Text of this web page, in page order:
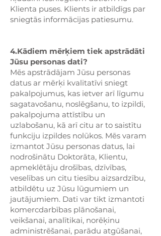
Klienta puses. Klients ir atbildīgs par
sniegtās informācijas patiesumu.
4.Kādiem mērķiem tiek apstrādāti
Jūsu personas dati?
Mēs apstrādājam Jūsu personas
datus ar mērķi kvalitatīvi sniegt
pakalpojumus, kas ietver arī līgumu
sagatavošanu, noslēgšanu, to izpildi,
pakalpojuma attīstību un
uzlabošanu, kā arī citu ar to saistītu
funkciju izpildes nolūkos. Mēs varam
izmantot Jūsu personas datus, lai
nodrošinātu Doktorāta, Klientu,
apmeklētāju drošības, dzīvības,
veselības un citu tiesību aizsardzību,
atbildētu uz Jūsu lūgumiem un
jautājumiem. Dati var tikt izmantoti
komercdarbības plānošanai,
veikšanai, analītikai, norēķinu
administrēšanai, parādu atgūšanai,